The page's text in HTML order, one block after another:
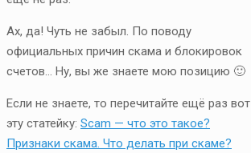
Ах, да! Чуть не забыл. По поводу
официальных причин скама и блокировок
счетов… Ну, вы же знаете мою позицию 🙂
Если не знаете, то перечитайте ещё раз вот
эту статейку: Scam — что это такое?
Признаки скама. Что делать при скаме?